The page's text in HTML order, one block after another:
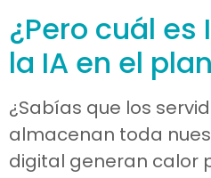
¿Pero cuál
la IA en el
¿Sabías que los
almacenan toda
digital generan calor